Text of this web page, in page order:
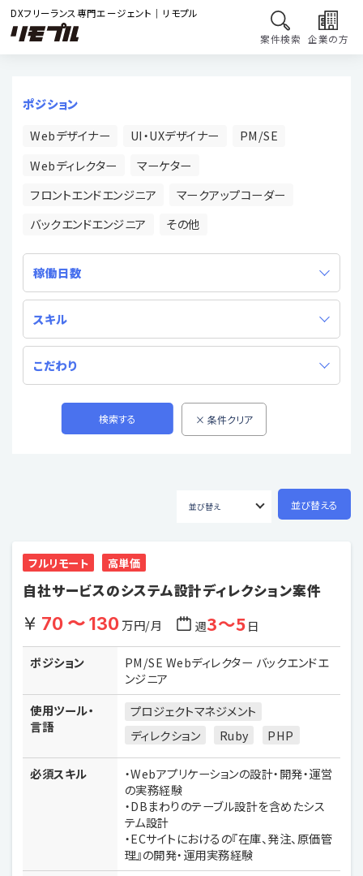
DXフリーランス専門エージェント｜リモプル
案件検索 企業の方
ポジション
Webデザイナー
UI・UXデザイナー
PM/SE
Webディレクター
マーケター
フロントエンドエンジニア
マークアップコーダー
バックエンドエンジニア
その他
稼働日数
スキル
こだわり
フルリモート 高単価
自社サービスのシステム設計ディレクション案件
70 〜 130万円/月 週3〜5日
ポジション
PM/SE Webディレクター バックエンドエ
ンジニア
使用ツール・
言語
プロジェクトマネジメント
ディレクション
Ruby PHP
必須スキル
・Webアプリケーションの設計・開発・運営
の実務経験
・DBまわりのテーブル設計を含めたシス
テム設計
・ECサイトにおけるの『在庫、発注、原価管
理』の開発・運用実務経験